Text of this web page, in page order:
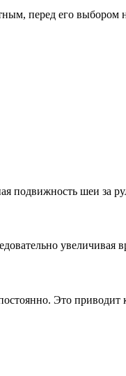
перед его
подвижность шеи за
увеличивая
Это